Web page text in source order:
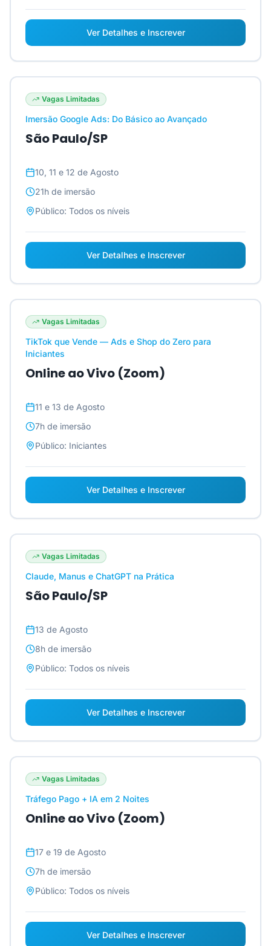
Ver Detalhes e Inscrever
Vagas Limitadas
Imersão Google Ads: Do Básico ao Avançado
São Paulo/SP
10, 11 e 12 de Agosto
21h de imersão
Público: Todos os níveis
Ver Detalhes e Inscrever
Vagas Limitadas
TikTok que Vende — Ads e Shop do Zero para
Iniciantes
Online ao Vivo (Zoom)
11 e 13 de Agosto
7h de imersão
Público: Iniciantes
Ver Detalhes e Inscrever
Vagas Limitadas
Claude, Manus e ChatGPT na Prática
São Paulo/SP
13 de Agosto
8h de imersão
Público: Todos os níveis
Ver Detalhes e Inscrever
Vagas Limitadas
Tráfego Pago + IA em 2 Noites
Online ao Vivo (Zoom)
17 e 19 de Agosto
7h de imersão
Público: Todos os níveis
Ver Detalhes e Inscrever